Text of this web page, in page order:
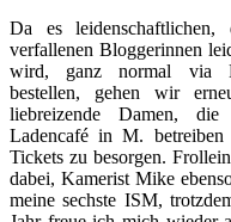
Da es
verfallenen Bloggerinnen
wird, ganz normal via
bestellen, gehen wir
liebreizende Damen, die
Ladencafé in M.
Tickets zu besorgen.
dabei, Kamerist Mike
meine sechste ISM,